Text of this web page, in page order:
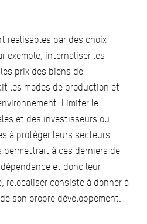
réalisables par des choix
exemple, internaliser les
prix des biens de
les modes de production et
Limiter le
et des investisseurs ou
à protéger leurs secteurs
permettrait à ces derniers de
et donc leur
relocaliser consiste à donner à
son propre développement.